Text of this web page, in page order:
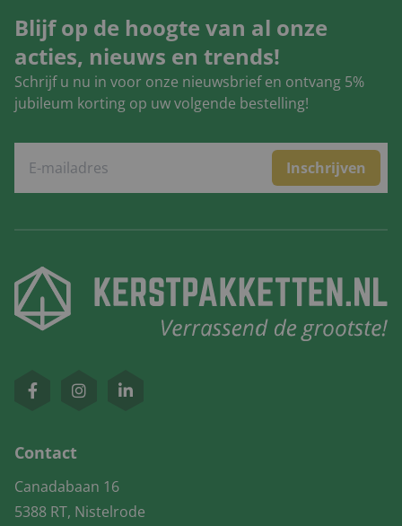
Blijf op de hoogte van al onze
acties, nieuws en trends!
Schrijf u nu in voor onze nieuwsbrief en ontvang 5%
jubileum korting op uw volgende bestelling!
Inschrijven
Contact
Canadabaan 16
5388 RT, Nistelrode